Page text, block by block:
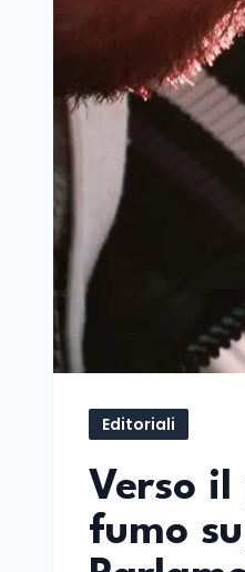
Editoriali
Verso
fumo